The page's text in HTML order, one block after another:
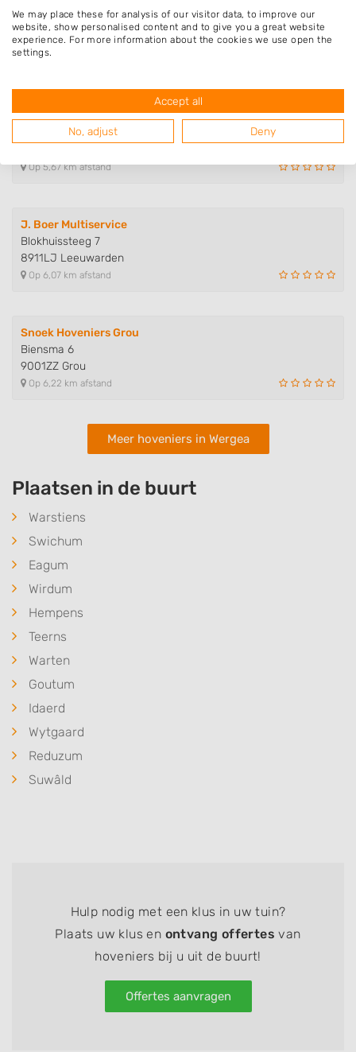
B. & F. Onderhoud & Klushulp
Bosboomstraat 31
8932HW Leeuwarden
Op 5,51 km afstand
Kraan- en grondverzetbedrijf D...
Alle Jans Smedingstrjitte 12
Op 5,67 km afstand
J. Boer Multiservice
Blokhuissteeg 7
8911LJ Leeuwarden
Op 6,07 km afstand
Snoek Hoveniers Grou
Biensma 6
9001ZZ Grou
Op 6,22 km afstand
Meer hoveniers in Wergea
Plaatsen in de buurt
Warstiens
Swichum
Eagum
Wirdum
Hempens
Teerns
Warten
Goutum
Idaerd
Wytgaard
Reduzum
Suwâld
Hulp nodig met een klus in uw tuin?
Plaats uw klus en ontvang offertes van
hoveniers bij u uit de buurt!
Offertes aanvragen
We may place these for analysis of our visitor data, to improve our
website, show personalised content and to give you a great website
experience. For more information about the cookies we use open the
settings.
Accept all
No, adjust Deny